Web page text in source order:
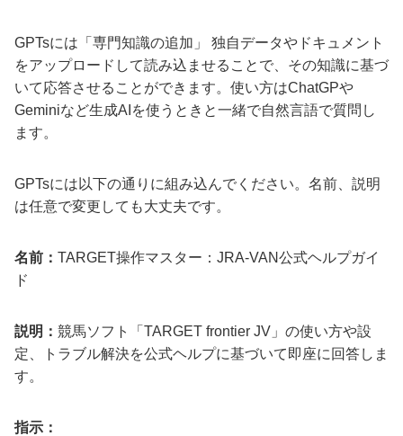
GPTsには「専門知識の追加」 独自データやドキュメント
をアップロードして読み込ませることで、その知識に基づ
いて応答させることができます。使い方はChatGPや
Geminiなど生成AIを使うときと一緒で自然言語で質問し
ます。
GPTsには以下の通りに組み込んでください。名前、説明
は任意で変更しても大丈夫です。
名前： TARGET操作マスター：JRA-VAN公式ヘルプガイ
ド
説明： 競馬ソフト「TARGET frontier JV」の使い方や設
定、トラブル解決を公式ヘルプに基づいて即座に回答しま
す。
指示：